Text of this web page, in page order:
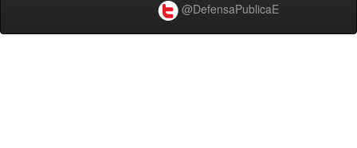
@DefensaPublicaE